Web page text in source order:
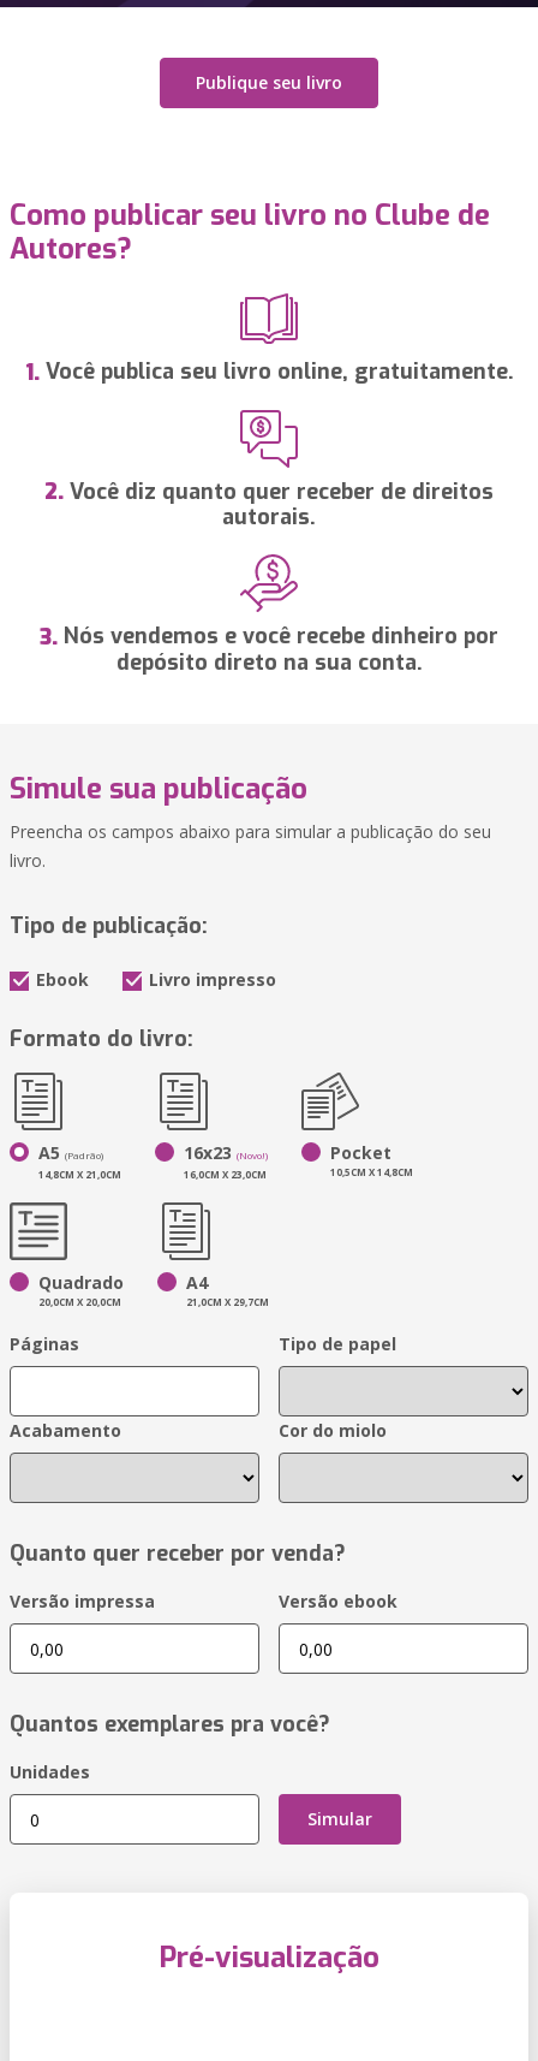
Publique seu livro
Como publicar seu livro no Clube de
Autores?
1.Você publica seu livro online, gratuitamente.
2. Você diz quanto quer receber de direitos
autorais.
3. Nós vendemos e você recebe dinheiro por
depósito direto na sua conta.
Simule sua publicação
Preencha os campos abaixo para simular a publicação do seu
livro.
Tipo de publicação:
Ebook Livro impresso
Formato do livro:
A5 (Padrão)
14,8CM X 21,0CM
16x23 (Novo!)
16,0CM X 23,0CM
Pocket
10,5CM X 14,8CM
Quadrado
20,0CM X 20,0CM
A4
21,0CM X 29,7CM
Páginas Tipo de papel
Acabamento Cor do miolo
Quanto quer receber por venda?
Versão impressa Versão ebook
Quantos exemplares pra você?
Unidades
Simular
Pré-visualização